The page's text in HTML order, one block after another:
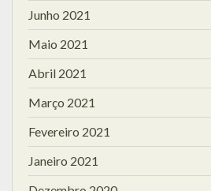
Junho 2021
Maio 2021
Abril 2021
Março 2021
Fevereiro 2021
Janeiro 2021